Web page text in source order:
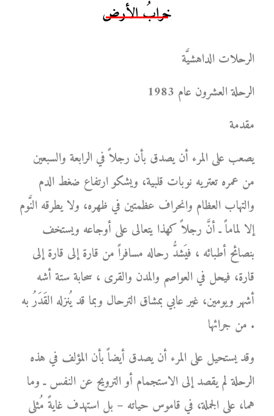
خرابُ الأرض
الرحلات الداهشيَّة
الرحلة العشرون عام 1983
مقدمة
يصعب على المرء أن يصدق بأن رجلاً في الرابعة والسبعين
من عمره تعتريه نوبات قلبية، ويشكو ارتفاع ضغط الدم
والتهاب العظام وانحراف عظمتين في ظهره، ولا يطرقه النَّوم
إلا لماماً ـ أنَّ رجلاً كهذا يتعالى على أوجاعه ويستخف
بنصائح أطبائه ، فيَشدُّ رحاله مسافراً من قارة إلى قارة إلى
قارة، فيحل في العواصم والمدن والقرى ، سحابة ستة أشه
أشهر ويومين، غير عابي بمشاق الترحال وبما قد يُنزله القَدَرُ به
من جرائها .
وقد يستحيل على المرء أن يصدق أيضاً بأن المؤلف في هذه
الرحلة لم يقصد إلى الاستجمام أو الترويح عن النفس ـ وما
هما، على الجملة، في قاموس حياته – بل استهدف غايةً مُثلى